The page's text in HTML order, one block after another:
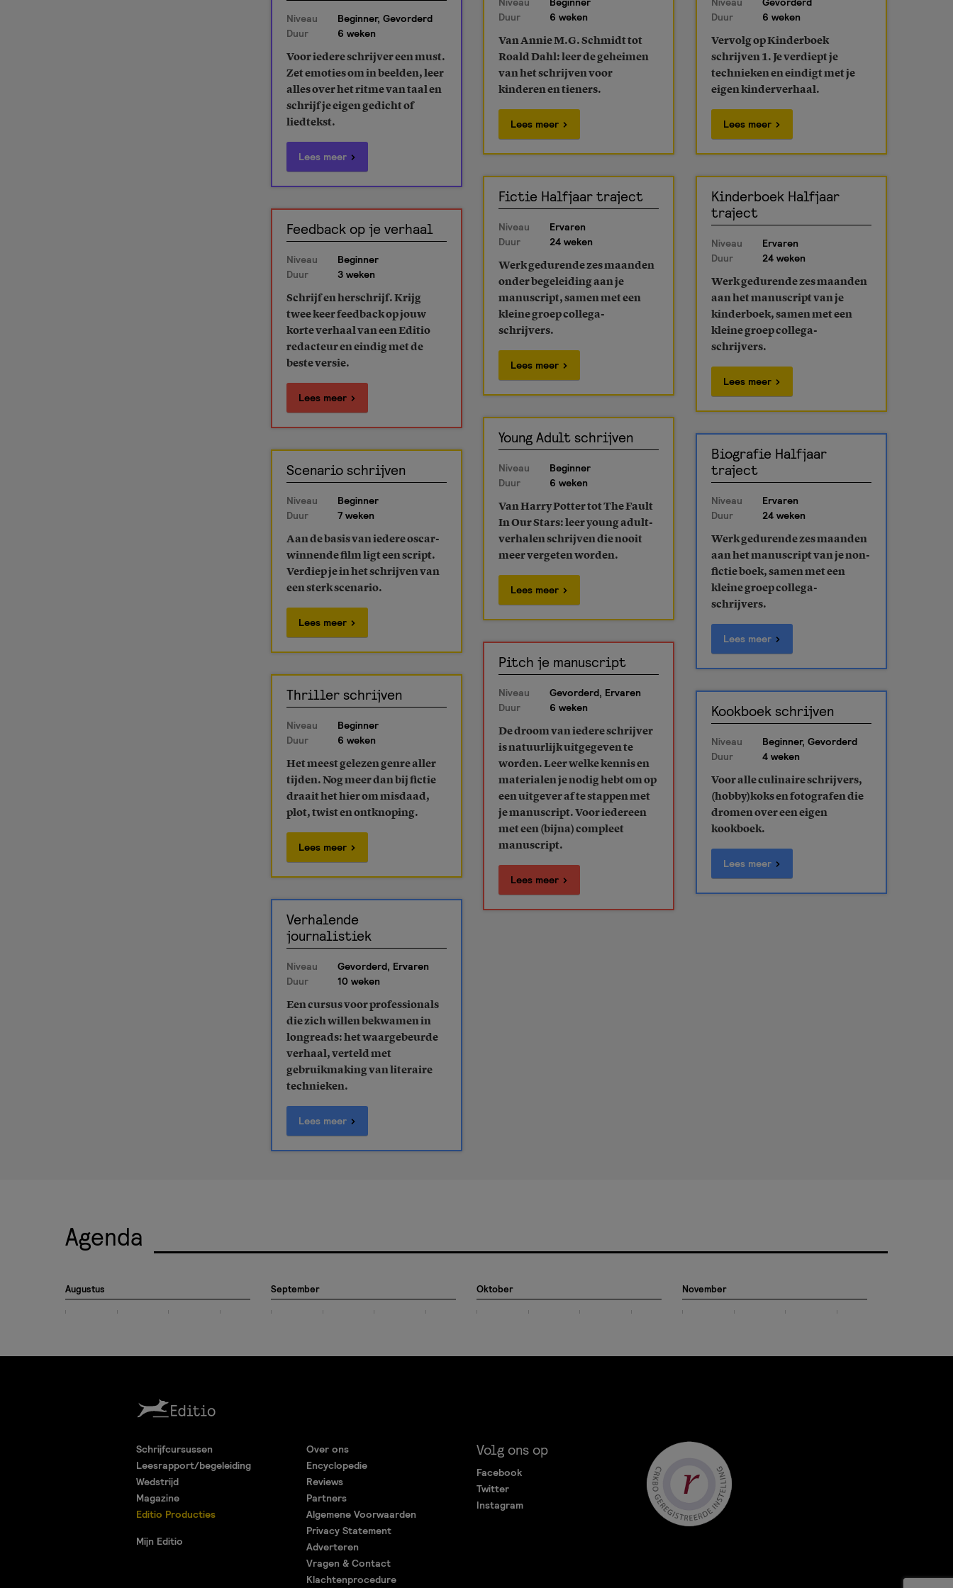
Duur
6 weken
Van Annie M.G. Schmidt tot
Roald Dahl: leer de geheimen
van het schrijven voor
kinderen en tieners.
Lees meer
Duur
6 weken
Vervolg op Kinderboek
schrijven 1. Je verdiept je
technieken en eindigt met je
eigen kinderverhaal.
Lees meer
Niveau
Beginner, Gevorderd
Duur
6 weken
Voor iedere schrijver een must.
Zet emoties om in beelden, leer
alles over het ritme van taal en
schrijf je eigen gedicht of
liedtekst.
Lees meer
Fictie Halfjaar traject
Niveau
Ervaren
Duur
24 weken
Werk gedurende zes maanden
onder begeleiding aan je
manuscript, samen met een
kleine groep collega-
schrijvers.
Lees meer
Kinderboek Halfjaar
traject
Niveau
Ervaren
Duur
24 weken
Werk gedurende zes maanden
aan het manuscript van je
kinderboek, samen met een
kleine groep collega-
schrijvers.
Lees meer
Feedback op je verhaal
Niveau
Beginner
Duur
3 weken
Schrijf en herschrijf. Krijg
twee keer feedback op jouw
korte verhaal van een Editio
redacteur en eindig met de
beste versie.
Lees meer
Young Adult schrijven
Niveau
Beginner
Duur
6 weken
Van Harry Potter tot The Fault
In Our Stars: leer young adult-
verhalen schrijven die nooit
meer vergeten worden.
Lees meer
Biografie Halfjaar
traject
Niveau
Ervaren
Duur
24 weken
Werk gedurende zes maanden
aan het manuscript van je non-
fictie boek, samen met een
kleine groep collega-
schrijvers.
Lees meer
Scenario schrijven
Niveau
Beginner
Duur
7 weken
Aan de basis van iedere oscar-
winnende film ligt een script.
Verdiep je in het schrijven van
een sterk scenario.
Lees meer
Pitch je manuscript
Niveau
Gevorderd, Ervaren
Duur
6 weken
De droom van iedere schrijver
is natuurlijk uitgegeven te
worden. Leer welke kennis en
materialen je nodig hebt om op
een uitgever af te stappen met
je manuscript. Voor iedereen
met een (bijna) compleet
manuscript.
Lees meer
Thriller schrijven
Niveau
Beginner
Duur
6 weken
Het meest gelezen genre aller
tijden. Nog meer dan bij fictie
draait het hier om misdaad,
plot, twist en ontknoping.
Lees meer
Kookboek schrijven
Niveau
Beginner, Gevorderd
Duur
4 weken
Voor alle culinaire schrijvers,
(hobby)koks en fotografen die
dromen over een eigen
kookboek.
Lees meer
Verhalende
journalistiek
Niveau
Gevorderd, Ervaren
Duur
10 weken
Een cursus voor professionals
die zich willen bekwamen in
longreads: het waargebeurde
verhaal, verteld met
gebruikmaking van literaire
technieken.
Lees meer
Agenda
Augustus September Oktober November
Schrijfcursussen
Leesrapport/begeleiding
Wedstrijd
Magazine
Editio Producties
Mijn Editio
Over ons
Encyclopedie
Reviews
Partners
Algemene Voorwaarden
Privacy Statement
Adverteren
Vragen & Contact
Klachtenprocedure
Volg ons op
Facebook
Twitter
Instagram